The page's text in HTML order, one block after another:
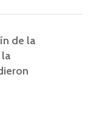
de la